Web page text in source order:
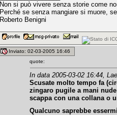
Non si può vivere senza storie come
Perché se senza mangiare si muore,
Roberto Benigni
Inviato: 02-03-2005 16:46
quote:
In data 2005-03-02 16:44,
Scusate molto tempo fa
zingaro pugile a mani
scappa con una collana o
Qualcuno saprebbe